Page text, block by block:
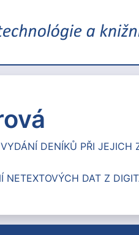
DENÍKŮ PŘI
NETEXTOVÝCH DAT Z